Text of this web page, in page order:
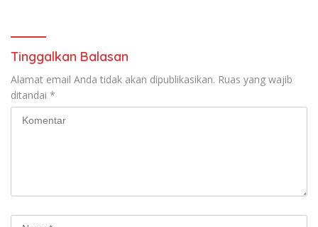
Tinggalkan Balasan
Alamat email Anda tidak akan dipublikasikan. Ruas yang wajib
ditandai *